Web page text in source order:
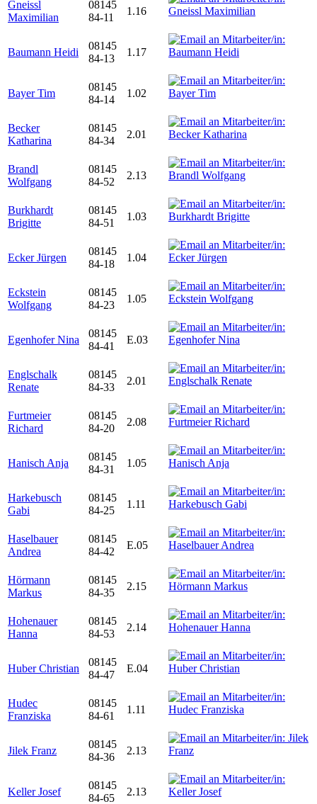
Gneissl
Maximilian
08145
84-11
1.16
Baumann Heidi
08145
84-13
1.17
Bayer Tim
08145
84-14
1.02
Becker
Katharina
08145
84-34
2.01
Brandl
Wolfgang
08145
84-52
2.13
Burkhardt
Brigitte
08145
84-51
1.03
Ecker Jürgen
08145
84-18
1.04
Eckstein
Wolfgang
08145
84-23
1.05
Egenhofer Nina
08145
84-41
E.03
Englschalk
Renate
08145
84-33
2.01
Furtmeier
Richard
08145
84-20
2.08
Hanisch Anja
08145
84-31
1.05
Harkebusch
Gabi
08145
84-25
1.11
Haselbauer
Andrea
08145
84-42
E.05
Hörmann
Markus
08145
84-35
2.15
Hohenauer
Hanna
08145
84-53
2.14
Huber Christian
08145
84-47
E.04
Hudec
Franziska
08145
84-61
1.11
Jilek Franz
08145
84-36
2.13
Keller Josef
08145
84-65
2.13